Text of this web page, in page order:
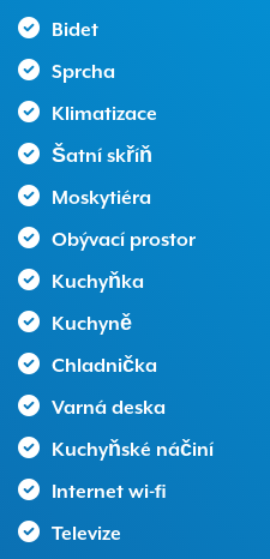
Bidet
Sprcha
Klimatizace
Šatní skříň
Moskytiéra
Obývací prostor
Kuchyňka
Kuchyně
Chladnička
Varná deska
Kuchyňské náčiní
Internet wi-fi
Televize